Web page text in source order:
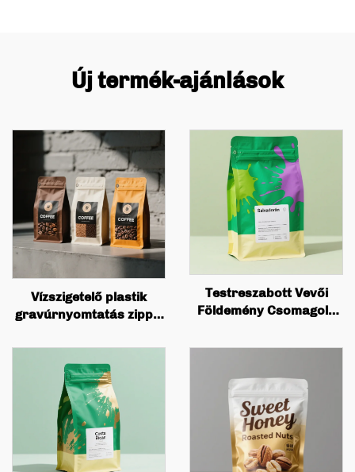
Új termék-ajánlások
Vízszigetelő plastik
gravúrnyomtatás zippel
eskürtételek, hús,
cukorka por, élelmiszer-
csomagolás
Testreszabott Vevői
Földemény Csomagoló
doboz zsákok, érték
kávébogyócska
csomagolás, sík aljú
kávé zsákok